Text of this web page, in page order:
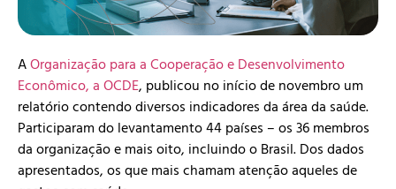
AOrganização para a Cooperação e Desenvolvimento
Econômico, a OCDE, publicou no início de novembro um
relatório contendo diversos indicadores da área da saúde.
Participaram do levantamento 44 países – os 36 membros
da organização e mais oito, incluindo o Brasil. Dos dados
apresentados, os que mais chamam atenção aqueles de